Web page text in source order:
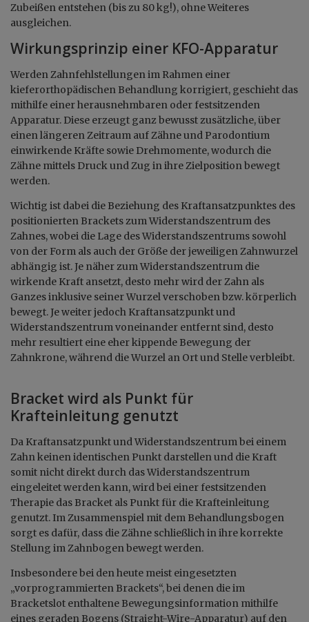
Zubeißen entstehen (bis zu 80 kg!), ohne Weiteres
ausgleichen.
Wirkungsprinzip einer KFO-Apparatur
Werden Zahnfehlstellungen im Rahmen einer
kieferorthopädischen Behandlung korrigiert, geschieht das
mithilfe einer herausnehmbaren oder festsitzenden
Apparatur. Diese erzeugt ganz bewusst zusätzliche, über
einen längeren Zeitraum auf Zähne und Parodontium
einwirkende Kräfte sowie Drehmomente, wodurch die
Zähne mittels Druck und Zug in ihre Zielposition bewegt
werden.
Wichtig ist dabei die Beziehung des Kraftansatzpunktes des
positionierten Brackets zum Widerstandszentrum des
Zahnes, wobei die Lage des Widerstandszentrums sowohl
von der Form als auch der Größe der jeweiligen Zahnwurzel
abhängig ist. Je näher zum Widerstandszentrum die
wirkende Kraft ansetzt, desto mehr wird der Zahn als
Ganzes inklusive seiner Wurzel verschoben bzw. körperlich
bewegt. Je weiter jedoch Kraftansatzpunkt und
Widerstandszentrum voneinander entfernt sind, desto
mehr resultiert eine eher kippende Bewegung der
Zahnkrone, während die Wurzel an Ort und Stelle verbleibt.
Bracket wird als Punkt für
Krafteinleitung genutzt
Da Kraftansatzpunkt und Widerstandszentrum bei einem
Zahn keinen identischen Punkt darstellen und die Kraft
somit nicht direkt durch das Widerstandszentrum
eingeleitet werden kann, wird bei einer festsitzenden
Therapie das Bracket als Punkt für die Krafteinleitung
genutzt. Im Zusammenspiel mit dem Behandlungsbogen
sorgt es dafür, dass die Zähne schließlich in ihre korrekte
Stellung im Zahnbogen bewegt werden.
Insbesondere bei den heute meist eingesetzten
„vorprogrammierten Brackets“, bei denen die im
Bracketslot enthaltene Bewegungsinformation mithilfe
eines geraden Bogens (Straight-Wire-Apparatur) auf den